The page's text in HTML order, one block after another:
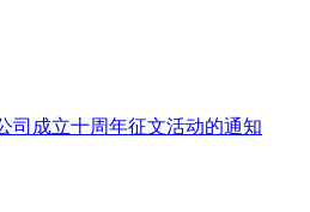
司成立十周年征文活动的通知